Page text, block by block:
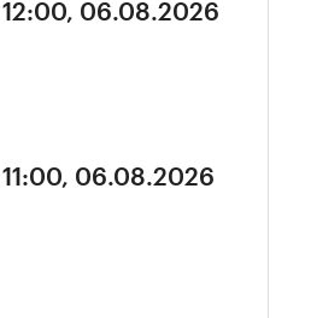
12:00, 06.08.2026
11:00, 06.08.2026